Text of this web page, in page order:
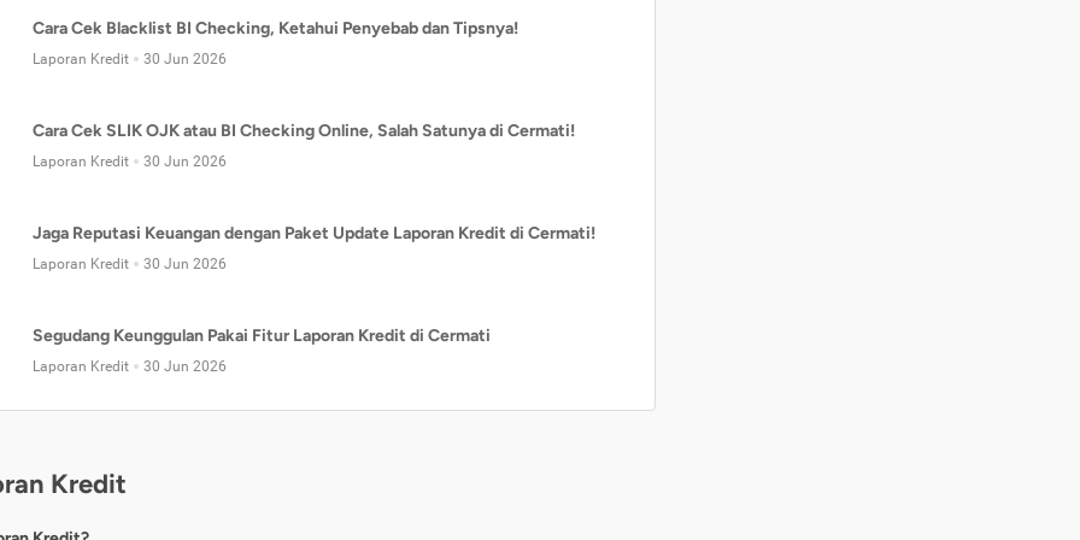
Cara Cek Blacklist BI Checking, Ketahui Penyebab dan Tipsnya!
Laporan Kredit 30 Jun 2026
Cara Cek SLIK OJK atau BI Checking Online, Salah Satunya di Cermati!
Laporan Kredit 30 Jun 2026
Jaga Reputasi Keuangan dengan Paket Update Laporan Kredit di Cermati!
Laporan Kredit 30 Jun 2026
Segudang Keunggulan Pakai Fitur Laporan Kredit di Cermati
Laporan Kredit 30 Jun 2026
Kredit